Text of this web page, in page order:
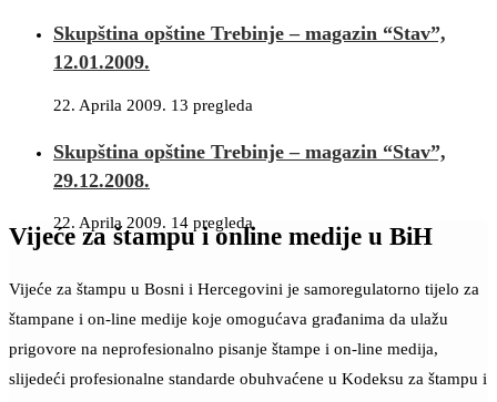
Skupština opštine Trebinje – magazin “Stav”,
12.01.2009.
22. Aprila 2009. 13 pregleda
Skupština opštine Trebinje – magazin “Stav”,
29.12.2008.
22. Aprila 2009. 14 pregleda
Vijeće za štampu i online medije u BiH
Vijeće za štampu u Bosni i Hercegovini je samoregulatorno tijelo za
štampane i on-line medije koje omogućava građanima da ulažu
prigovore na neprofesionalno pisanje štampe i on-line medija,
slijedeći profesionalne standarde obuhvaćene u Kodeksu za štampu i